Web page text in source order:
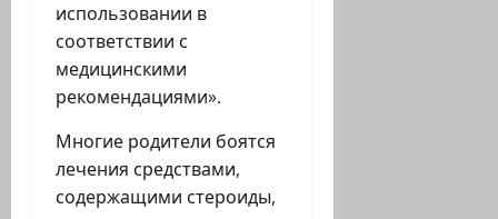
использовании в
соответствии с
медицинскими
рекомендациями».
Многие родители боятся
лечения средствами,
содержащими стероиды,